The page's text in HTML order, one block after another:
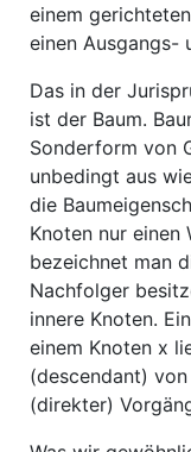
einem
einen Ausgangs-
Das in der
ist der Baum.
Sonderform von
unbedingt aus
die
Knoten nur einen
bezeichnet man
Nachfolger
innere Knoten.
einem Knoten x
(descendant)
(direkter)